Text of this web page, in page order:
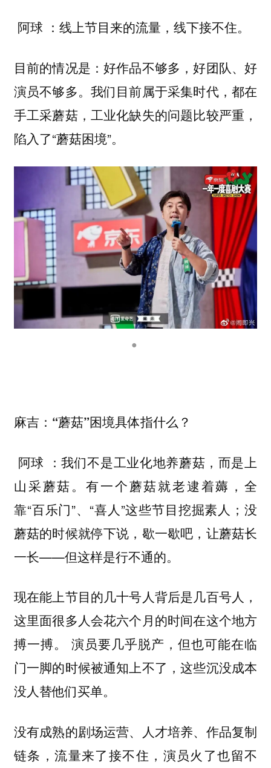
阿球 ： 线上节目来的流量，线下接不住。
目前的情况是：好作品不够多，好团队、好
演员不够多。我们目前属于采集时代，都在
手工采蘑菇，工业化缺失的问题比较严重，
陷入了“蘑菇困境”。
●
麻吉：“蘑菇”困境具体指什么？
阿球 ：我们不是工业化地养蘑菇，而是上
山采蘑菇。有一个蘑菇就老逮着薅，全
靠“百乐门”、“喜人”这些节目挖掘素人；没
蘑菇的时候就停下说，歇一歇吧，让蘑菇长
一长——但这样是行不通的。
现在能上节目的几十号人背后是几百号人，
这里面很多人会花六个月的时间在这个地方
搏一搏。 演员要几乎脱产，但也可能在临
门一脚的时候被通知上不了，这些沉没成本
没人替他们买单。
没有成熟的剧场运营、人才培养、作品复制
链条，流量来了接不住，演员火了也留不